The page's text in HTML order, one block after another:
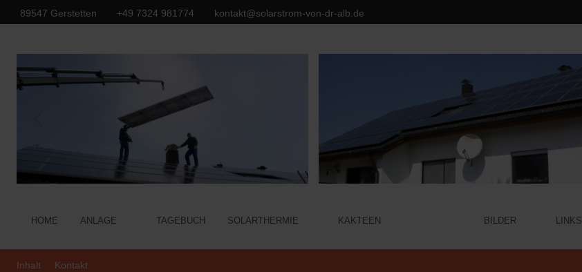
89547 Gerstetten +49 7324 981774 kontakt@solarstrom-von-dr-alb.de
HOME ANLAGE TAGEBUCH SOLARTHERMIE KAKTEEN BILDER LINKS
Inhalt Kontakt